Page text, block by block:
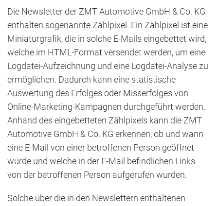
Die Newsletter der ZMT Automotive GmbH & Co. KG
enthalten sogenannte Zählpixel. Ein Zählpixel ist eine
Miniaturgrafik, die in solche E-Mails eingebettet wird,
welche im HTML-Format versendet werden, um eine
Logdatei-Aufzeichnung und eine Logdatei-Analyse zu
ermöglichen. Dadurch kann eine statistische
Auswertung des Erfolges oder Misserfolges von
Online-Marketing-Kampagnen durchgeführt werden.
Anhand des eingebetteten Zählpixels kann die ZMT
Automotive GmbH & Co. KG erkennen, ob und wann
eine E-Mail von einer betroffenen Person geöffnet
wurde und welche in der E-Mail befindlichen Links
von der betroffenen Person aufgerufen wurden.
Solche über die in den Newslettern enthaltenen